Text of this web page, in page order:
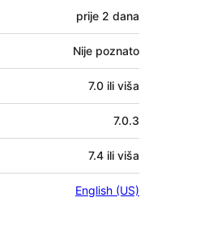
prije 2 dana
Nije poznato
7.0 ili viša
7.0.3
7.4 ili viša
English (US)